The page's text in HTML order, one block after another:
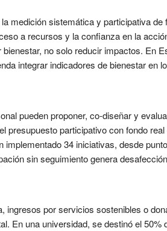
medición sistemática y participativa
a recursos y la confianza en la
no solo reducir impactos. En
integrar indicadores de bienestar en
pueden proponer, co-diseñar y
participativo con fondo
34 iniciativas, desde
sin seguimiento genera
ingresos por servicios sostenibles o
En una universidad, se destinó el 50%